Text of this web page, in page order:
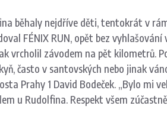
běhaly nejdříve děti, tentokrát v
FÉNIX RUN, opět bez vyhlašování
vrcholil závodem na pět kilometrů.
často v santovských nebo jinak
Prahy 1 David Bodeček. „Bylo mi
u Rudolfina. Respekt všem